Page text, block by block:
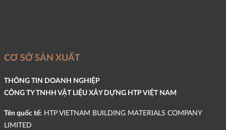
CƠ SỞ SẢN XUẤT
THÔNG TIN DOANH NGHIỆP
CÔNG TY TNHH VẬT LIỆU XÂY DỰNG HTP VIỆT NAM
Tên quốc tế: HTP VIETNAM BUILDING MATERIALS COMPANY
LIMITED